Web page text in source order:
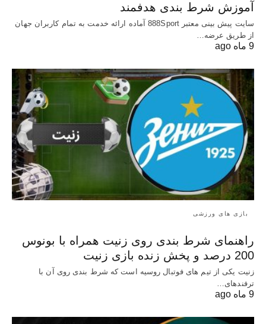
آموزش شرط بندی هدفمند
سایت پیش بینی معتبر 888Sport آماده ارائه خدمت به تمام کاربران جهان
از طریق عرضه…
9 ماه ago
بازی های ورزشی
راهنمای شرط بندی روی زنیت همراه با بونوس
200 درصد و پخش زنده بازی زنیت
زنیت یکی از تیم های فوتبال روسیه است که شرط بندی روی آن با
ترفندهای…
9 ماه ago